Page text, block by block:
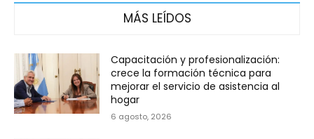
MÁS LEÍDOS
Capacitación y profesionalización:
crece la formación técnica para
mejorar el servicio de asistencia al
hogar
6 agosto, 2026